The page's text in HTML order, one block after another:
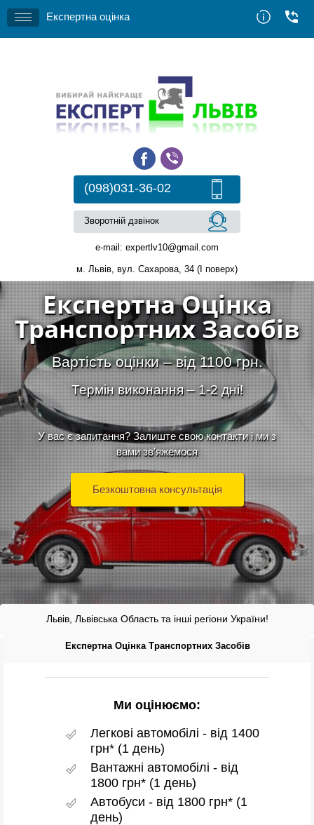
Експертна оцінка
(098)031-36-02
Зворотній дзвінок
e-mail: expertlv10@gmail.com
м. Львів, вул. Сахарова, 34 (І поверх)
Експертна Оцінка
Транспортних Засобів
Вартість оцінки – від 1100 грн.
Термін виконання – 1-2 дні!
У вас є запитання? Залиште свою контакти і ми з
вами зв'яжемося
Безкоштовна консультація
Львів, Львівська Область та інші регіони України!
Експертна Оцінка Транспортних Засобів
Експертна Оцінка Транспортних Засобів
Ми оцінюємо:
Легкові автомобілі - від 1400
грн* (1 день)
Вантажні автомобілі - від
1800 грн* (1 день)
Автобуси - від 1800 грн* (1
день)